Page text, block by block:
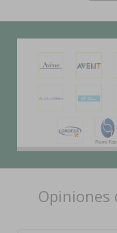
Opiniones